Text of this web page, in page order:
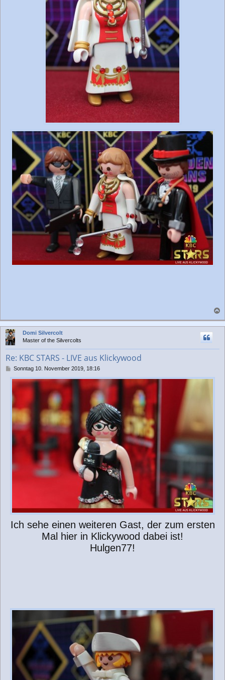
a
c
Domi Silvercolt
Master of the Silvercolts
Re: KBC STARS - LIVE aus Klickywood
B
e
t
g
Sonntag 10. November 2019, 18:16
Ich sehe einen weiteren Gast, der zum ersten
Mal hier in Klickywood dabei ist!
Hulgen77!